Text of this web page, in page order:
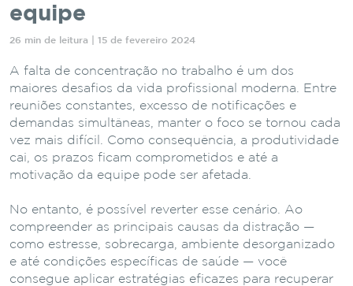
equipe
26 min de leitura | 15 de fevereiro 2024
A falta de concentração no trabalho é um dos
maiores desafios da vida profissional moderna. Entre
reuniões constantes, excesso de notificações e
demandas simultâneas, manter o foco se tornou cada
vez mais difícil. Como consequência, a produtividade
cai, os prazos ficam comprometidos e até a
motivação da equipe pode ser afetada.
No entanto, é possível reverter esse cenário. Ao
compreender as principais causas da distração —
como estresse, sobrecarga, ambiente desorganizado
e até condições específicas de saúde — você
consegue aplicar estratégias eficazes para recuperar